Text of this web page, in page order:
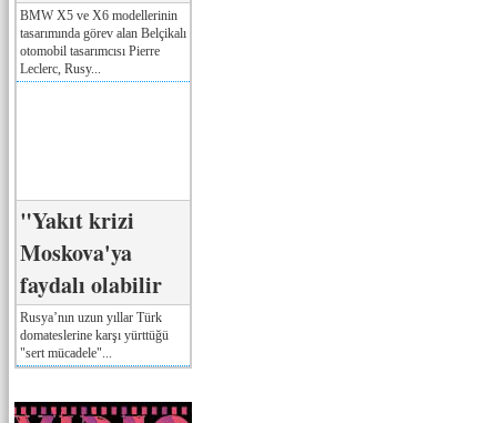
BMW X5 ve X6 modellerinin
tasarımında görev alan Belçikalı
otomobil tasarımcısı Pierre
Leclerc, Rusy...
"Yakıt krizi
Moskova'ya
faydalı olabilir
Rusya’nın uzun yıllar Türk
domateslerine karşı yürttüğü
"sert mücadele"...